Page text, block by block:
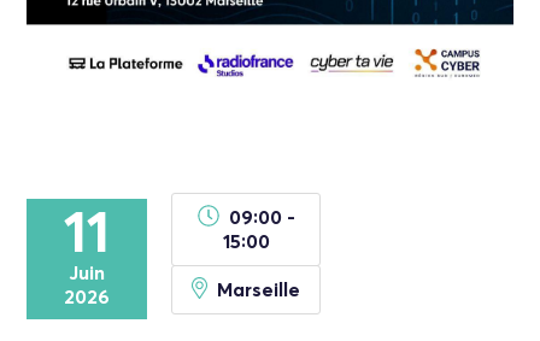
11
Juin
2026
09:00 -
15:00
Marseille